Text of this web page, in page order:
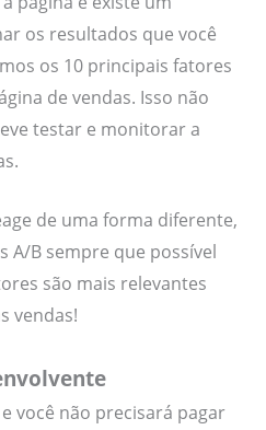
os resultados que você
os 10 principais fatores
de vendas. Isso não
testar e monitorar a
de uma forma diferente,
A/B sempre que possível
são mais relevantes
vendas!
você não precisará pagar